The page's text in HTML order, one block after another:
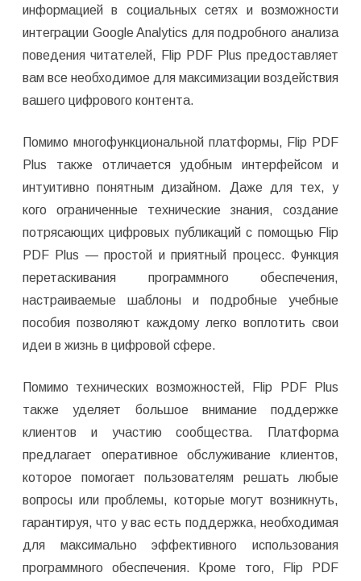
информацией в социальных сетях и возможности
интеграции Google Analytics для подробного анализа
поведения читателей, Flip PDF Plus предоставляет
вам все необходимое для максимизации воздействия
вашего цифрового контента.
Помимо многофункциональной платформы, Flip PDF
Plus также отличается удобным интерфейсом и
интуитивно понятным дизайном. Даже для тех, у
кого ограниченные технические знания, создание
потрясающих цифровых публикаций с помощью Flip
PDF Plus — простой и приятный процесс. Функция
перетаскивания программного обеспечения,
настраиваемые шаблоны и подробные учебные
пособия позволяют каждому легко воплотить свои
идеи в жизнь в цифровой сфере.
Помимо технических возможностей, Flip PDF Plus
также уделяет большое внимание поддержке
клиентов и участию сообщества. Платформа
предлагает оперативное обслуживание клиентов,
которое помогает пользователям решать любые
вопросы или проблемы, которые могут возникнуть,
гарантируя, что у вас есть поддержка, необходимая
для максимально эффективного использования
программного обеспечения. Кроме того, Flip PDF